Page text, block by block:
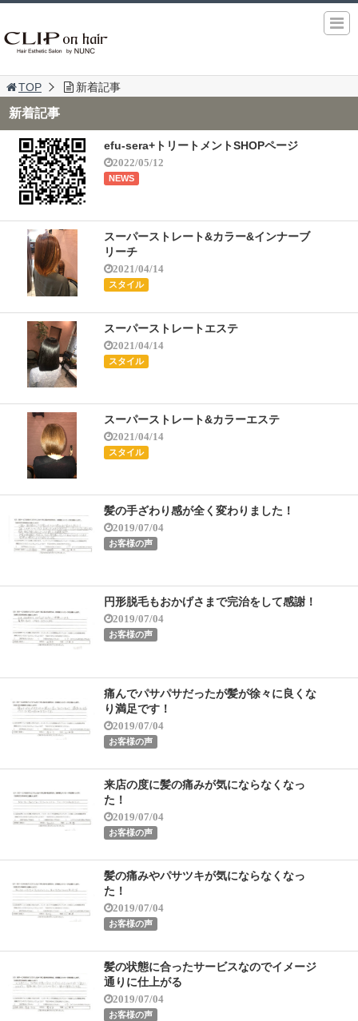
TOP 新着記事
新着記事
efu-sera+トリートメントSHOPページ
2022/05/12
NEWS
スーパーストレート&カラー&インナーブ
リーチ
2021/04/14
スタイル
スーパーストレートエステ
2021/04/14
スタイル
スーパーストレート&カラーエステ
2021/04/14
スタイル
髪の手ざわり感が全く変わりました！
2019/07/04
お客様の声
円形脱毛もおかげさまで完治をして感謝！
2019/07/04
お客様の声
痛んでパサパサだったが髪が徐々に良くな
り満足です！
2019/07/04
お客様の声
来店の度に髪の痛みが気にならなくなっ
た！
2019/07/04
お客様の声
髪の痛みやパサツキが気にならなくなっ
た！
2019/07/04
お客様の声
髪の状態に合ったサービスなのでイメージ
通りに仕上がる
2019/07/04
お客様の声